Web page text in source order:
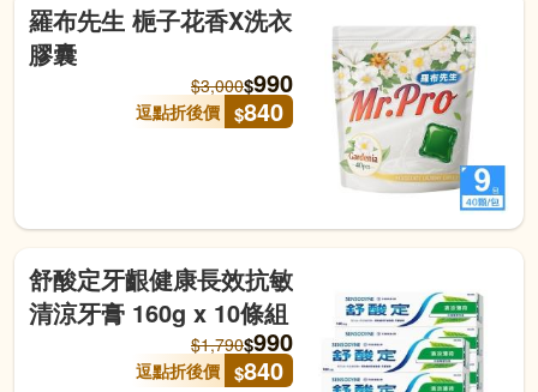
羅布先生 梔子花香X洗衣
膠囊
$3,000$990
逗點折後價 $840
舒酸定牙齦健康長效抗敏
清涼牙膏 160g x 10條組
$1,790$990
逗點折後價 $840